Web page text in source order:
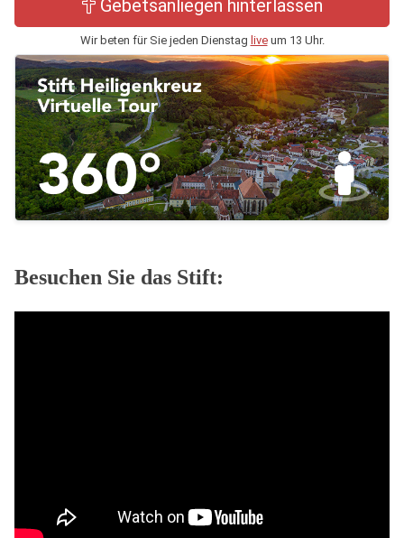
Gebetsanliegen hinterlassen
Wir beten für Sie jeden Dienstag liveum 13 Uhr.
Besuchen Sie das Stift: